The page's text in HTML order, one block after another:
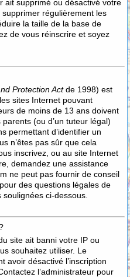
ait supprimé ou désactivé votre
régulièrement les
la taille de la base de
de vous réinscrire et soyez
Protection Actde 1998) est
sites Internet pouvant
de moins de 13 ans doivent
parents (ou d’un tuteur légal)
permettant d’identifier un
n’êtes pas sûr que cela
inscrivez, ou au site Internet
demandez une assistance
ne peut pas fournir de conseil
des questions légales de
ci-dessous.
site ait banni votre IP ou
souhaitez utiliser. Le
avoir désactivé l’inscription
l’administrateur pour